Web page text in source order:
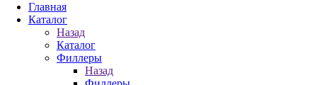
Главная
Каталог
Назад
Каталог
Филлеры
Назад